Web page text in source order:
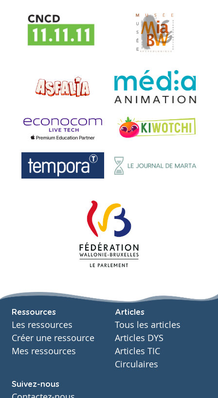
Ressources
Les ressources
Créer une ressource
Mes ressources
Articles
Tous les articles
Articles DYS
Articles TIC
Circulaires
Suivez-nous